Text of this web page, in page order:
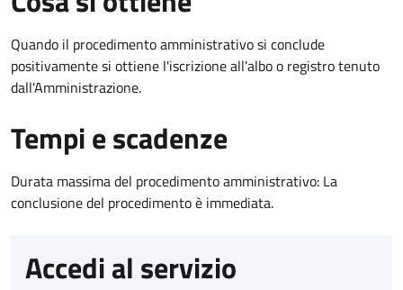
Quando il procedimento amministrativo si conclude
positivamente si ottiene l'iscrizione all'albo o registro tenuto
dall'Amministrazione.
Tempi e scadenze
Durata massima del procedimento amministrativo: La
conclusione del procedimento è immediata.
Accedi al servizio